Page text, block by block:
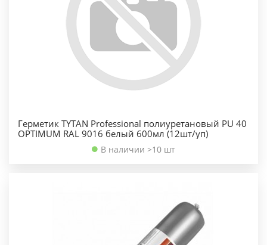
Герметик TYTAN Professional полиуретановый PU 40
OPTIMUM RAL 9016 белый 600мл (12шт/уп)
В наличии >10 шт